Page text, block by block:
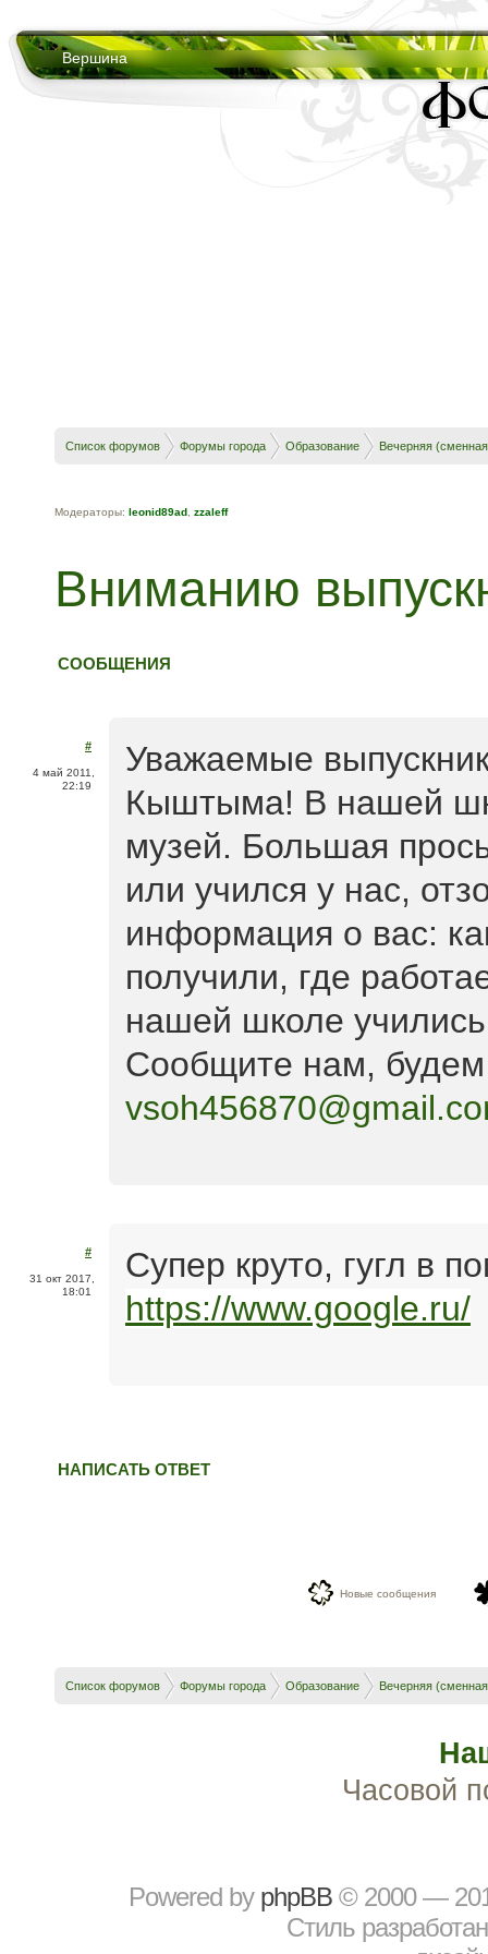
Вершина
Список форумов Форумы города Образование Вечерняя
Модераторы: leonid89ad zzaleff
Вниманию
СООБЩЕНИЯ
#
4 май 2011,
22:19
Уважаемые
Кыштыма! В нашей
музей. Большая
или учился у нас,
информация о вас:
получили, где
нашей школе
Сообщите нам,
#
31 окт 2017,
18:01
Супер круто, гугл в
https://www.google.ru/
НАПИСАТЬ ОТВЕТ
Новые сообщения
Список форумов Форумы города Образование Вечерняя
Часовой
Powered by рhрBВ © 2000 —
Стиль